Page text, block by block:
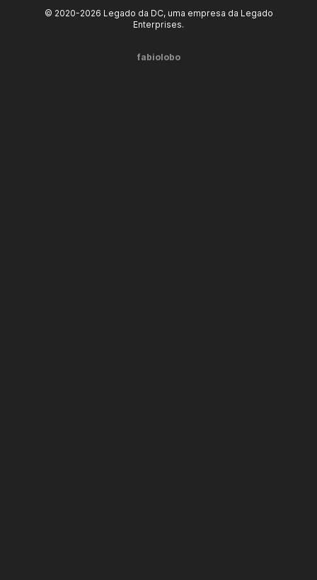
© 2020-2026 Legado da DC, uma empresa da Legado
Enterprises.
fabiolobo